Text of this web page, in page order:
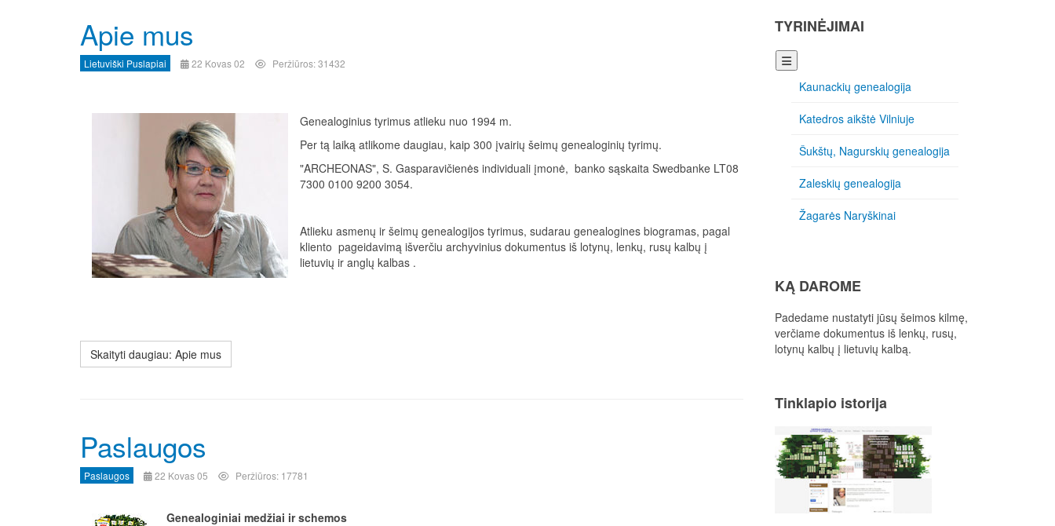
Apie mus
Lietuviški Puslapiai 22 Kovas 02 Peržiūros: 31432
Genealoginius tyrimus atlieku nuo 1994 m.
Per tą laiką atlikome daugiau, kaip 300 įvairių šeimų genealoginių tyrimų.
"ARCHEONAS", S. Gasparavičienės individuali įmonė, banko sąskaita Swedbanke LT08
7300 0100 9200 3054.
Atlieku asmenų ir šeimų genealogijos tyrimus, sudarau genealogines biogramas, pagal
kliento pageidavimą išverčiu archyvinius dokumentus iš lotynų, lenkų, rusų kalbų į
lietuvių ir anglų kalbas .
Skaityti daugiau: Apie mus
Paslaugos
Paslaugos 22 Kovas 05 Peržiūros: 17781
Genealoginiai medžiai ir schemos
TYRINĖJIMAI
Kaunackių genealogija
Katedros aikštė Vilniuje
Šukštų, Nagurskių genealogija
Zaleskių genealogija
Žagarės Naryškinai
KĄ DAROME
Padedame nustatyti jūsų šeimos kilmę,
verčiame dokumentus iš lenkų, rusų,
lotynų kalbų į lietuvių kalbą.
Tinklapio istorija